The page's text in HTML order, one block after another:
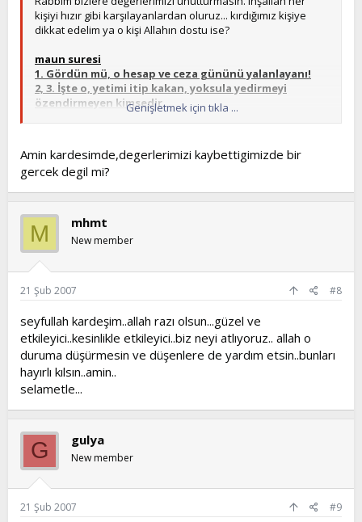
kişiyi hızır gibi karşılayanlardan oluruz... kırdığımız kişiye
dikkat edelim ya o kişi Allahın dostu ise?
maun suresi
1. Gördün mü, o hesap ve ceza gününü yalanlayanı!
2, 3. İşte o, yetimi itip kakan, yoksula yedirmeyi
özendirmeyen kimsedir.
4. Yazıklar olsun o namaz kılanlara ki,
8. Seni ihtiyaç içinde bulup da zengin etmedi mi?
9. Öyleyse sakın yetimi ezme
10. Sakın isteyeni azarlama!
Genişletmek için tıkla ...
Amin kardesimde,degerlerimizi kaybettigimizde bir
gercek degil mi?
M mhmt
New member
21 Şub 2007 #8
seyfullah kardeşim..allah razı olsun...güzel ve
etkileyici..kesinlikle etkileyici..biz neyi atlıyoruz.. allah o
duruma düşürmesin ve düşenlere de yardım etsin..bunları
hayırlı kılsın..amin..
selametle...
G gulya
New member
21 Şub 2007 #9